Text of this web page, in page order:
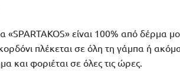
«SPARTAKOS» είναι 100% από δέρμα
πλέκεται σε όλη τη γάμπα ή
και φοριέται σε όλες τις ώρες.